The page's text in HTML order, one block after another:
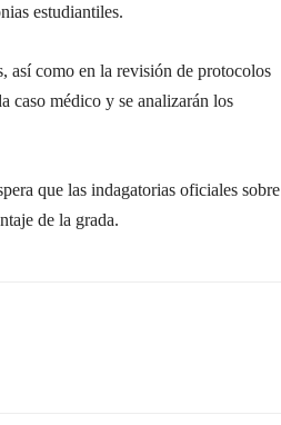
estudiantiles.
así como en la revisión de protocolos
caso médico y se analizarán los
que las indagatorias oficiales sobre
de la grada.